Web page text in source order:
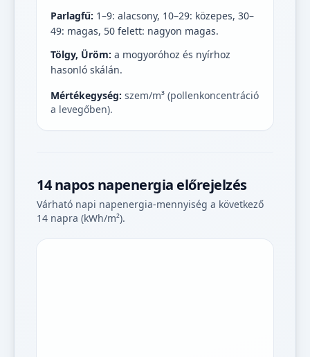
Parlagfű: 1–9: alacsony, 10–29: közepes, 30–
49: magas, 50 felett: nagyon magas.
Tölgy, Üröm: a mogyoróhoz és nyírhoz
hasonló skálán.
Mértékegység: szem/m³ (pollenkoncentráció
a levegőben).
14 napos napenergia előrejelzés
Várható napi napenergia-mennyiség a következő
14 napra (kWh/m²).